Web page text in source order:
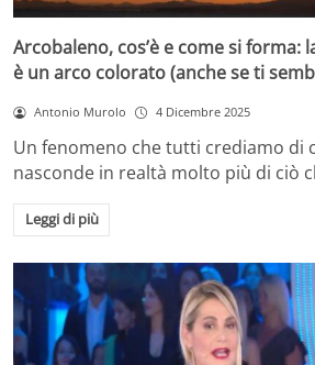
Arcobaleno, cos’è e come si forma:
è un arco colorato (anche se ti
Antonio Murolo 4 Dicembre 2025
Un fenomeno che tutti crediamo di
nasconde in realtà molto più di ciò
Leggi di più